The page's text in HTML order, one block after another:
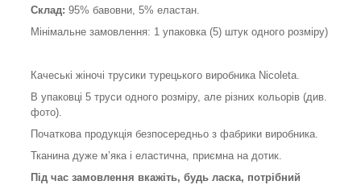
Склад: 95% бавовни, 5% еластан.
Мінімальне замовлення: 1 упаковка (5) штук одного розміру)
Качеські жіночі трусики турецького виробника Nicoleta.
В упаковці 5 труси одного розміру, але різних кольорів (див.
фото).
Початкова продукція безпосередньо з фабрики виробника.
Тканина дуже м’яка і еластична, приємна на дотик.
Під час замовлення вкажіть, будь ласка, потрібний